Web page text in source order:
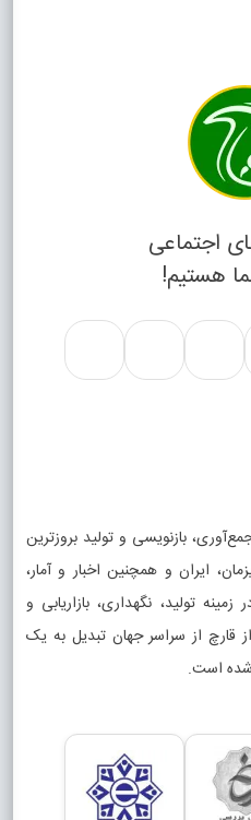
اجتماعی
هستیم!
بازنویسی و تولید بروزترین
ایران و همچنین اخبار و آمار،
تولید، نگهداری، بازاریابی و
قارچ از سراسر جهان تبدیل به یک
است.